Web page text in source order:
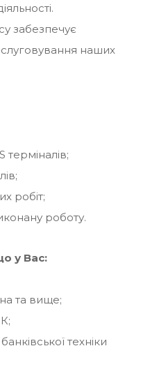
забезпечує
наших
терміналів;
робіт;
роботу.
у Вас:
та вище;
техніки